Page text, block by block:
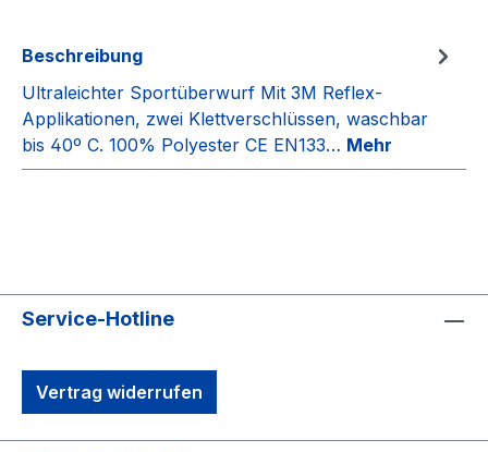
Beschreibung
Ultraleichter Sportüberwurf Mit 3M Reflex-
Applikationen, zwei Klettverschlüssen, waschbar
bis 40º C. 100% Polyester CE EN133… Mehr
Service-Hotline
Vertrag widerrufen